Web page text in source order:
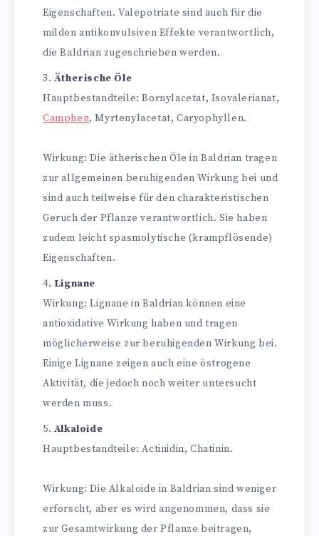
Eigenschaften. Valepotriate sind auch für die
milden antikonvulsiven Effekte verantwortlich,
die Baldrian zugeschrieben werden.
Ätherische Öle
Hauptbestandteile: Bornylacetat, Isovalerianat,
Camphen, Myrtenylacetat, Caryophyllen.
Wirkung: Die ätherischen Öle in Baldrian tragen
zur allgemeinen beruhigenden Wirkung bei und
sind auch teilweise für den charakteristischen
Geruch der Pflanze verantwortlich. Sie haben
zudem leicht spasmolytische (krampflösende)
Eigenschaften.
Lignane
Wirkung: Lignane in Baldrian können eine
antioxidative Wirkung haben und tragen
möglicherweise zur beruhigenden Wirkung bei.
Einige Lignane zeigen auch eine östrogene
Aktivität, die jedoch noch weiter untersucht
werden muss.
Alkaloide
Hauptbestandteile: Actinidin, Chatinin.
Wirkung: Die Alkaloide in Baldrian sind weniger
erforscht, aber es wird angenommen, dass sie
zur Gesamtwirkung der Pflanze beitragen,